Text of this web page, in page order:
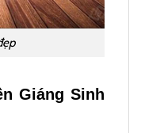
Giáng Sinh